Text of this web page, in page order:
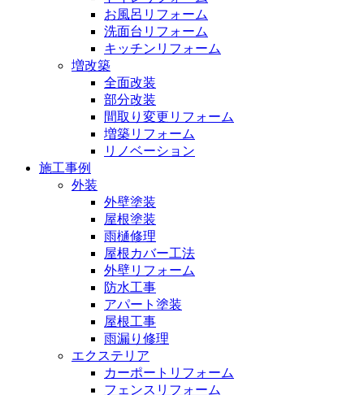
お風呂リフォーム
洗面台リフォーム
キッチンリフォーム
増改築
全面改装
部分改装
間取り変更リフォーム
増築リフォーム
リノベーション
施工事例
外装
外壁塗装
屋根塗装
雨樋修理
屋根カバー工法
外壁リフォーム
防水工事
アパート塗装
屋根工事
雨漏り修理
エクステリア
カーポートリフォーム
フェンスリフォーム